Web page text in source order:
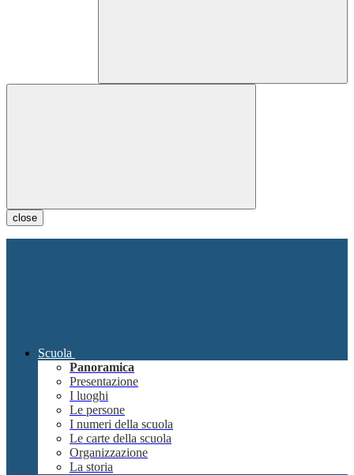
close
Scuola
Panoramica
Presentazione
I luoghi
Le persone
I numeri della scuola
Le carte della scuola
Organizzazione
La storia